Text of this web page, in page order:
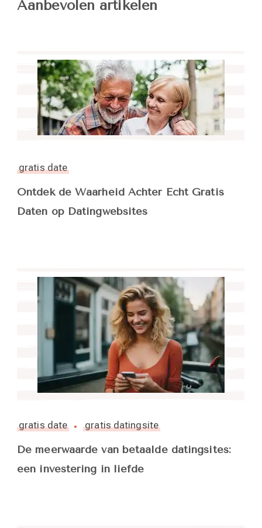
Aanbevolen artikelen
gratis date
Ontdek de Waarheid Achter Echt Gratis
Daten op Datingwebsites
gratis date gratis datingsite
De meerwaarde van betaalde datingsites:
een investering in liefde